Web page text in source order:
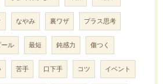
なやみ 裏ワザ プラス思考
ール 最短 鈍感力 傷つく
苦手 口下手 コツ イベント